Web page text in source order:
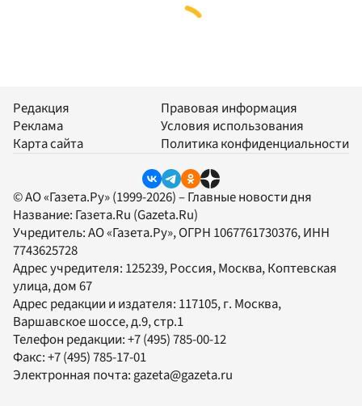
Редакция
Реклама
Карта сайта
Правовая информация
Условия использования
Политика конфиденциальности
© АО «Газета.Ру» (1999-2026) – Главные новости дня
Название: Газета.Ru (Gazeta.Ru)
Учредитель:АО «Газета.Ру», ОГРН 1067761730376, ИНН
7743625728
Адрес учредителя: 125239, Россия, Москва, Коптевская
улица, дом 67
Адрес редакции и издателя: 117105, г. Москва,
Варшавское шоссе, д.9, стр.1
Телефон редакции:+7 (495) 785-00-12
Факс:+7 (495) 785-17-01
Электронная почта:gazeta@gazeta.ru